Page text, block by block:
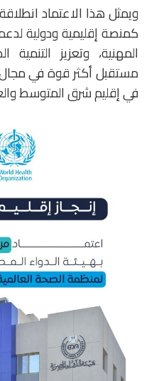
ويمثل هذا الاعتماد
كمنصة إقليمية ودولية
المهنية، وتعزيز
مستقبل أكثر قوة في
في إقليم شرق المتوسط